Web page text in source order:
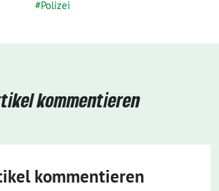
Polizei
kommentieren
kommentieren